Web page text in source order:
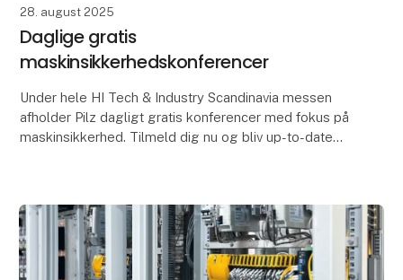
28. august 2025
Daglige gratis
maskinsikkerhedskonferencer
Under hele HI Tech & Industry Scandinavia messen
afholder Pilz dagligt gratis konferencer med fokus på
maskinsikkerhed. Tilmeld dig nu og bliv up-to-date